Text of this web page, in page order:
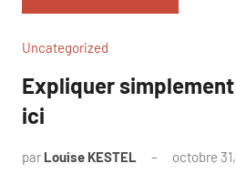
Uncategorized
Expliquer
ici
par Louise KESTEL octobre